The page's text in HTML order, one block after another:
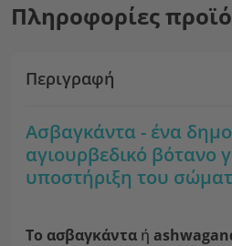
Πληροφορίες
Περιγραφή
Ασβαγκάντα - ένα
αγιουρβεδικό βότανο
υποστήριξη του
Το ασβαγκάντα ή